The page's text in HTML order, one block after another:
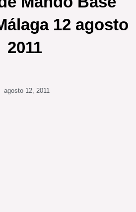
12 agosto
2011
agosto 12, 2011